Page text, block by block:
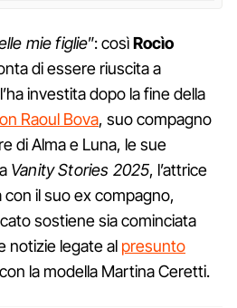
mie figlie”: cosìRocìo
di essere riuscita a
investita dopo la fine della
Raoul Bova, suo compagno
di Alma e Luna, le sue
Vanity Stories 2025, l’attrice
il suo ex compagno,
sostiene sia cominciata
notizie legate al presunto
con la modella Martina Ceretti.